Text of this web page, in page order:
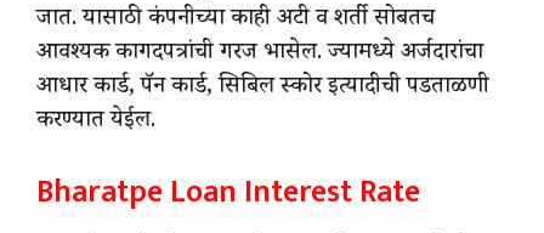
जात. यासाठी कंपनीच्या काही अटी व शर्ती सोबतच
आवश्यक कागदपत्रांची गरज भासेल. ज्यामध्ये अर्जदारांचा
आधार कार्ड, पॅन कार्ड, सिबिल स्कोर इत्यादीची पडताळणी
करण्यात येईल.
Bharatpe Loan Interest Rate